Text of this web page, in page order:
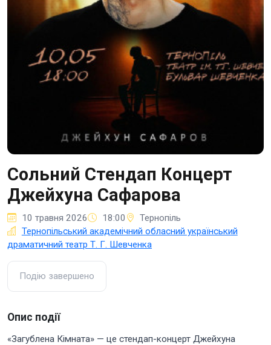
Сольний Стендап Концерт
Джейхуна Сафарова
10 травня 2026 18:00
Тернопіль
Тернопільський академічний обласний український
драматичний театр Т. Г. Шевченка
Подію завершено
Опис події
«Загублена Кімната» — це стендап-концерт Джейхуна